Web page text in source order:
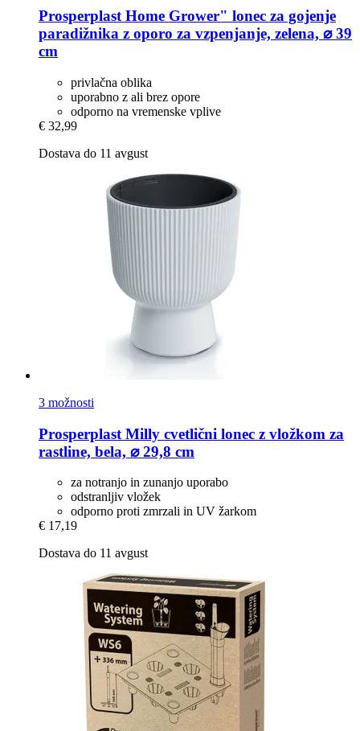
Prosperplast Home Grower" lonec za gojenje
paradižnika z oporo za vzpenjanje, zelena, ⌀ 39
cm
privlačna oblika
uporabno z ali brez opore
odporno na vremenske vplive
€ 32,99
Dostava do 11 avgust
3 možnosti
Prosperplast Milly cvetlični lonec z vložkom za
rastline, bela, ⌀ 29,8 cm
za notranjo in zunanjo uporabo
odstranljiv vložek
odporno proti zmrzali in UV žarkom
€ 17,19
Dostava do 11 avgust